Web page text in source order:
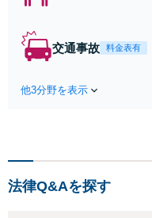
交通事故 料金表有
他3分野を表示
法律Q&Aを探す